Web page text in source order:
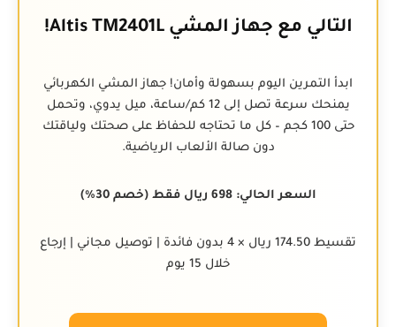
التالي مع جهاز المشي Altis TM2401L!
ابدأ التمرين اليوم بسهولة وأمان! جهاز المشي الكهربائي
يمنحك سرعة تصل إلى 12 كم/ساعة، ميل يدوي، وتحمل
حتى 100 كجم – كل ما تحتاجه للحفاظ على صحتك ولياقتك
دون صالة الألعاب الرياضية.
السعر الحالي: 698 ريال فقط (خصم 30%)
تقسيط 174.50 ريال × 4 بدون فائدة | توصيل مجاني | إرجاع
خلال 15 يوم